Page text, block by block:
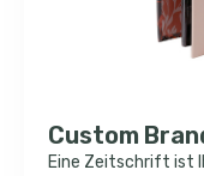
Custom
Eine Zeitschrift ist